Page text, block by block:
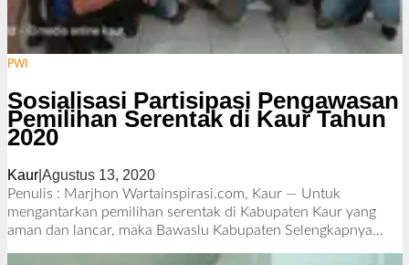
PWI
Sosialisasi Partisipasi Pengawasan
Pemilihan Serentak di Kaur Tahun
2020
Kaur| Agustus 13, 2020o
l
e
h
Penulis : Marjhon Wartainspirasi.com, Kaur — Untuk
mengantarkan pemilihan serentak di Kabupaten Kaur yang
aman dan lancar, maka Bawaslu Kabupaten Selengkapnya…